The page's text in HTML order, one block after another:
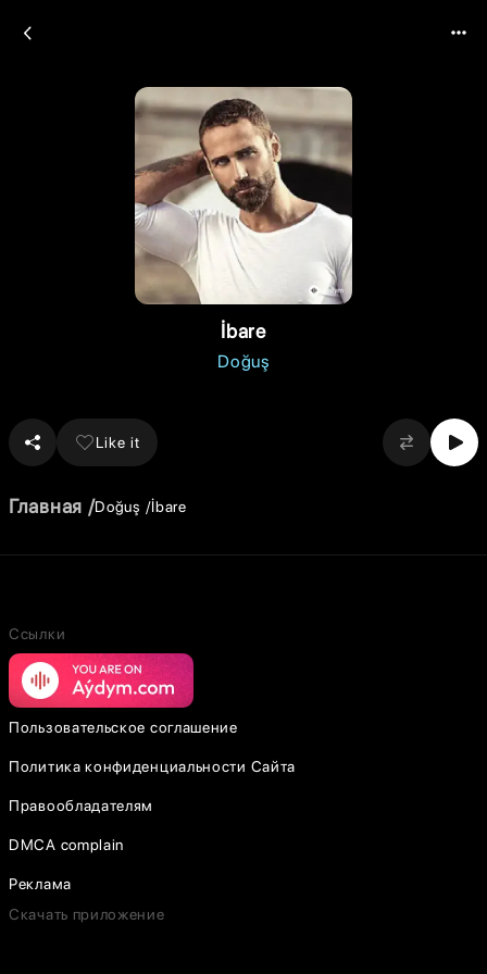
İbare
Doğuş
Like it
Главная Doğuş İbare
Ссылки
Пользовательское соглашение
Политика конфиденциальности Сайта
Правообладателям
DMCA complain
Реклама
Скачать приложение